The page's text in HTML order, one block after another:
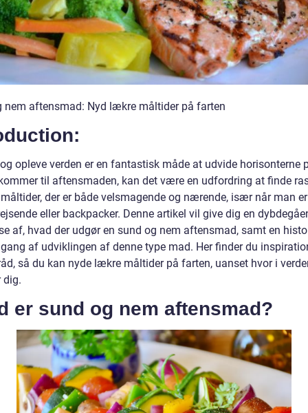
nem aftensmad: Nyd lækre måltider på farten
opleve verden er en fantastisk måde at udvide horisonterne
til aftensmaden, kan det være en udfordring at finde
der er både velsmagende og nærende, især når man er
eller backpacker. Denne artikel vil give dig en
af, hvad der udgør en sund og nem aftensmad, samt en
af udviklingen af denne type mad. Her finder du
så du kan nyde lækre måltider på farten, uanset hvor i
dig.
er sund og nem aftensmad?